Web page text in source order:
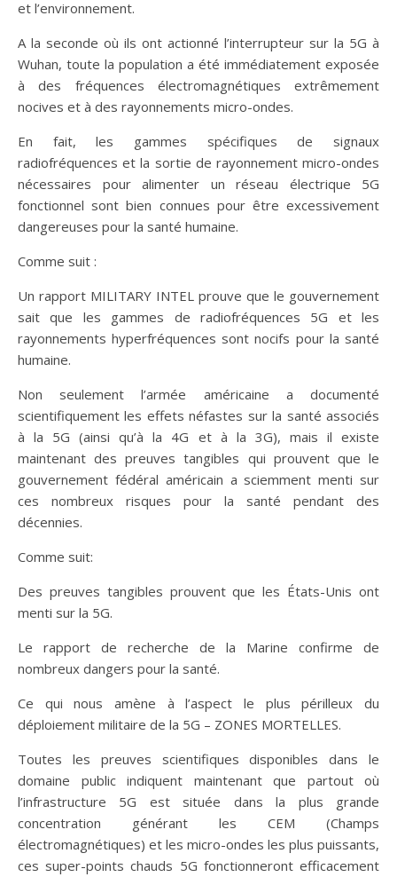
et l’environnement.
A la seconde où ils ont actionné l’interrupteur sur la 5G à
Wuhan, toute la population a été immédiatement exposée
à des fréquences électromagnétiques extrêmement
nocives et à des rayonnements micro-ondes.
En fait, les gammes spécifiques de signaux
radiofréquences et la sortie de rayonnement micro-ondes
nécessaires pour alimenter un réseau électrique 5G
fonctionnel sont bien connues pour être excessivement
dangereuses pour la santé humaine.
Comme suit :
Un rapport MILITARY INTEL prouve que le gouvernement
sait que les gammes de radiofréquences 5G et les
rayonnements hyperfréquences sont nocifs pour la santé
humaine.
Non seulement l’armée américaine a documenté
scientifiquement les effets néfastes sur la santé associés
à la 5G (ainsi qu’à la 4G et à la 3G), mais il existe
maintenant des preuves tangibles qui prouvent que le
gouvernement fédéral américain a sciemment menti sur
ces nombreux risques pour la santé pendant des
décennies.
Comme suit:
Des preuves tangibles prouvent que les États-Unis ont
menti sur la 5G.
Le rapport de recherche de la Marine confirme de
nombreux dangers pour la santé.
Ce qui nous amène à l’aspect le plus périlleux du
déploiement militaire de la 5G – ZONES MORTELLES.
Toutes les preuves scientifiques disponibles dans le
domaine public indiquent maintenant que partout où
l’infrastructure 5G est située dans la plus grande
concentration générant les CEM (Champs
électromagnétiques) et les micro-ondes les plus puissants,
ces super-points chauds 5G fonctionneront efficacement